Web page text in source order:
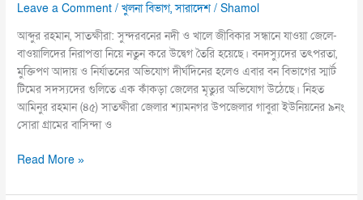
Leave a Comment /খুলনা বিভাগ,সারাদেশ /Shamol
আব্দুর রহমান, সাতক্ষীরা: সুন্দরবনের নদী ও খালে জীবিকার সন্ধানে যাওয়া জেলে-
বাওয়ালিদের নিরাপত্তা নিয়ে নতুন করে উদ্বেগ তৈরি হয়েছে। বনদস্যুদের তৎপরতা,
মুক্তিপণ আদায় ও নির্যাতনের অভিযোগ দীর্ঘদিনের হলেও এবার বন বিভাগের স্মার্ট
টিমের সদস্যদের গুলিতে এক কাঁকড়া জেলের মৃত্যুর অভিযোগ উঠেছে। নিহত
আমিনুর রহমান (৪৫) সাতক্ষীরা জেলার শ্যামনগর উপজেলার গাবুরা ইউনিয়নের ৯নং
সোরা গ্রামের বাসিন্দা ও
Read More »